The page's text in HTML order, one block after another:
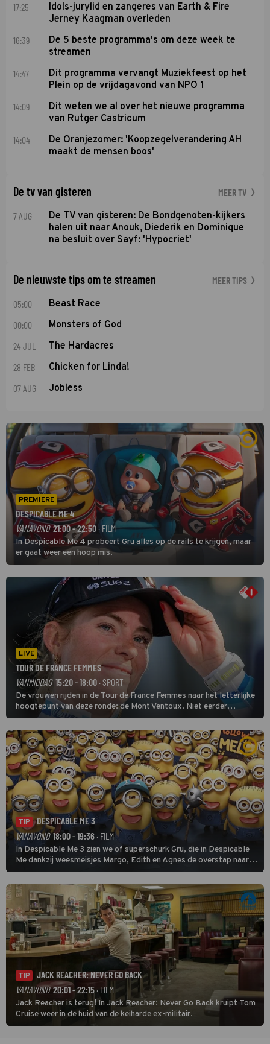
17:25
Idols-jurylid en zangeres van Earth & Fire
Jerney Kaagman overleden
16:39
De 5 beste programma's om deze week te
streamen
14:47
Dit programma vervangt Muziekfeest op het
Plein op de vrijdagavond van NPO 1
14:09
Dit weten we al over het nieuwe programma
van Rutger Castricum
14:04
De Oranjezomer: 'Koopzegelverandering AH
maakt de mensen boos'
De tv van gisteren MEER TV
7 AUG
De TV van gisteren: De Bondgenoten-kijkers
halen uit naar Anouk, Diederik en Dominique
na besluit over Sayf: 'Hypocriet'
De nieuwste tips om te streamen MEER TIPS
05:00 Beast Race
00:00 Monsters of God
24 JUL The Hardacres
28 FEB Chicken for Linda!
07 AUG Jobless
PREMIERE
DESPICABLE ME 4
VANAVOND 21:00 - 22:50 · FILM
In Despicable Me 4 probeert Gru alles op de rails te krijgen, maar
er gaat weer een hoop mis.
LIVE
TOUR DE FRANCE FEMMES
VANMIDDAG 15:20 - 18:00 · SPORT
De vrouwen rijden in de Tour de France Femmes naar het letterlijke
hoogtepunt van deze ronde: de Mont Ventoux. Niet eerder
finishten de vrouwen voor deze koers op deze kale col uit de
buitencategorie. De aanloop naar de slotklim is vlak.
TIP
DESPICABLE ME 3
VANAVOND 18:00 - 19:36· FILM
In Despicable Me 3 zien we of superschurk Gru, die in Despicable
Me dankzij weesmeisjes Margo, Edith en Agnes de overstap naar
het rechte pad maakte, ook op dat pad weet te blijven.
TIP
JACK REACHER: NEVER GO BACK
VANAVOND 20:01 - 22:15· FILM
Jack Reacher is terug! In Jack Reacher: Never Go Back kruipt Tom
Cruise weer in de huid van de keiharde ex-militair.